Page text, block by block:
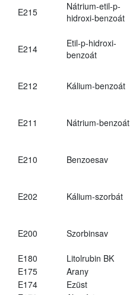
E215
Nátrium-etil-p-
hidroxi-benzoát
E214
Etil-p-hidroxi-
benzoát
E212 Kálium-benzoát
E211 Nátrium-benzoát
E210 Benzoesav
E202 Kálium-szorbát
E200 Szorbinsav
E180
Litolrubin BK
E175
Arany
E174
Ezüst